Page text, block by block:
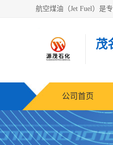
茂
公司首页